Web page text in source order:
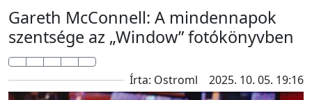
Gareth McConnell: A mindennapok
szentsége az „Window” fotókönyvben
Írta: Ostroml 2025. 10. 05. 19:16